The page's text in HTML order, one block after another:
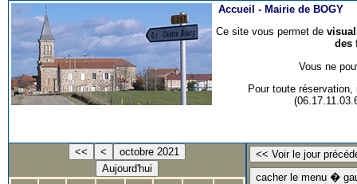
Accueil - Mairie de BOGY
Ce site vous permet de
des
Vous ne
Pour toute
<< <
octobre 2021
Aujourd'hui